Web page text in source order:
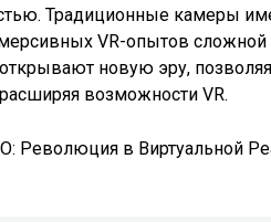
Традиционные камеры
VR-опытов сложной
новую эру,
возможности VR.